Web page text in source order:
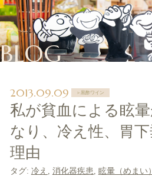
BLOG
2013.09.09 ＞黒酢ワイン
私が貧血による眩
なり、冷え性、胃
理由
タグ: 冷え , 消化器疾患, 眩暈（めまい